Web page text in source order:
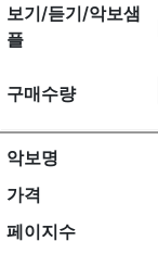
보기/듣기/악보샘
플
구매수량
악보명
가격
페이지수